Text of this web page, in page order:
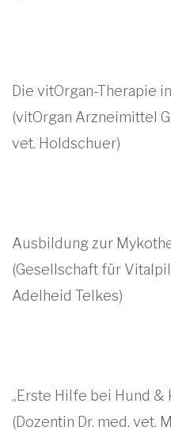
Die vitOrgan-Therapie
(vitOrgan Arzneimittel
vet. Holdschuer)
Ausbildung zur
(Gesellschaft für
Adelheid Telkes)
„Erste Hilfe bei Hund &
(Dozentin Dr. med. vet.